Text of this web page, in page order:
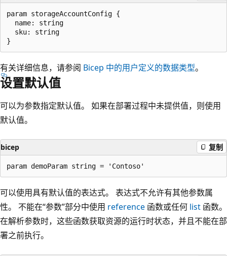
param storageAccountConfig {
  name: string
  sku: string
有关详细信息，请参阅 Bicep 中的用户定义的数据类型。
设置默认值
可以为参数指定默认值。 如果在部署过程中未提供值，则使用
默认值。
bicep 复制
可以使用具有默认值的表达式。 表达式不允许有其他参数属
性。 不能在“参数”部分中使用 reference 函数或任何 list 函数。
在解析参数时，这些函数获取资源的运行时状态，并且不能在部
署之前执行。